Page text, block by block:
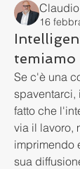
16
Se c'è una
spaventarci,
fatto che
via il lavoro,
imprimendo
sua